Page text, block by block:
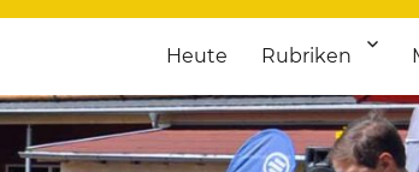
für
Täglich aktuelle Termine von Kultur bis Sport, von
Heute Rubriken